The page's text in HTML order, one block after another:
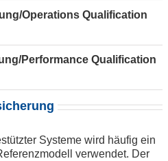
Operations Qualification
Performance Qualification
Systeme wird häufig ein
verwendet. Der